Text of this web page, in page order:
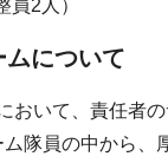
2人）
ムについて
おいて、責任者
隊員の中から、